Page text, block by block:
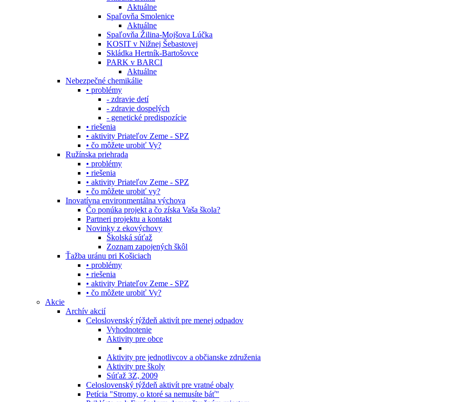
Aktuálne
Spaľovňa Smolenice
Aktuálne
Spaľovňa Žilina-Mojšova Lúčka
KOSIT v Nižnej Šebastovej
Skládka Hertník-Bartošovce
PARK v BARCI
Aktuálne
Nebezpečné chemikálie
• problémy
- zdravie detí
- zdravie dospelých
- genetické predispozície
• riešenia
• aktivity Priateľov Zeme - SPZ
• čo môžete urobiť Vy?
Ružínska priehrada
• problémy
• riešenia
• aktivity Priateľov Zeme - SPZ
• čo môžete urobiť vy?
Inovatívna environmentálna výchova
Čo ponúka projekt a čo získa Vaša škola?
Partneri projektu a kontakt
Novinky z ekovýchovy
Školská súťaž
Zoznam zapojených škôl
Ťažba uránu pri Košiciach
• problémy
• riešenia
• aktivity Priateľov Zeme - SPZ
• čo môžete urobiť Vy?
Akcie
Archív akcií
Celoslovenský týždeň aktivít pre menej odpadov
Vyhodnotenie
Aktivity pre obce
Aktivity pre jednotlivcov a občianske združenia
Aktivity pre školy
Súťaž 3Z, 2009
Celoslovenský týždeň aktivít pre vratné obaly
Petícia "Stromy, o ktoré sa nemusíte báť"